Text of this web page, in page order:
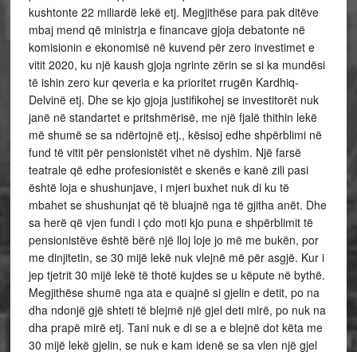
kushtonte 22 miliardë lekë etj. Megjithëse para pak ditëve
mbaj mend që ministrja e financave gjoja debatonte në
komisionin e ekonomisë në kuvend për zero investimet e
vitit 2020, ku një kaush gjoja ngrinte zërin se si ka mundësi
të ishin zero kur qeveria e ka prioritet rrugën Kardhiq-
Delvinë etj. Dhe se kjo gjoja justifikohej se investitorët nuk
janë në standartet e pritshmërisë, me një fjalë thithin lekë
më shumë se sa ndërtojnë etj., kësisoj edhe shpërblimi në
fund të vitit për pensionistët vihet në dyshim. Një farsë
teatrale që edhe profesionistët e skenës e kanë zili pasi
është loja e shushunjave, i mjeri buxhet nuk di ku të
mbahet se shushunjat që të bluajnë nga të gjitha anët. Dhe
sa herë që vjen fundi i çdo moti kjo puna e shpërblimit të
pensionistëve është bërë një lloj loje jo më me bukën, por
me dinjitetin, se 30 mijë lekë nuk vlejnë më për asgjë. Kur i
jep tjetrit 30 mijë lekë të thotë kujdes se u këpute në bythë.
Megjithëse shumë nga ata e quajnë si gjelin e detit, po na
dha ndonjë gjë shteti të blejmë një gjel deti mirë, po nuk na
dha prapë mirë etj. Tani nuk e di se a e blejnë dot këta me
30 mijë lekë gjelin, se nuk e kam idenë se sa vlen një gjel